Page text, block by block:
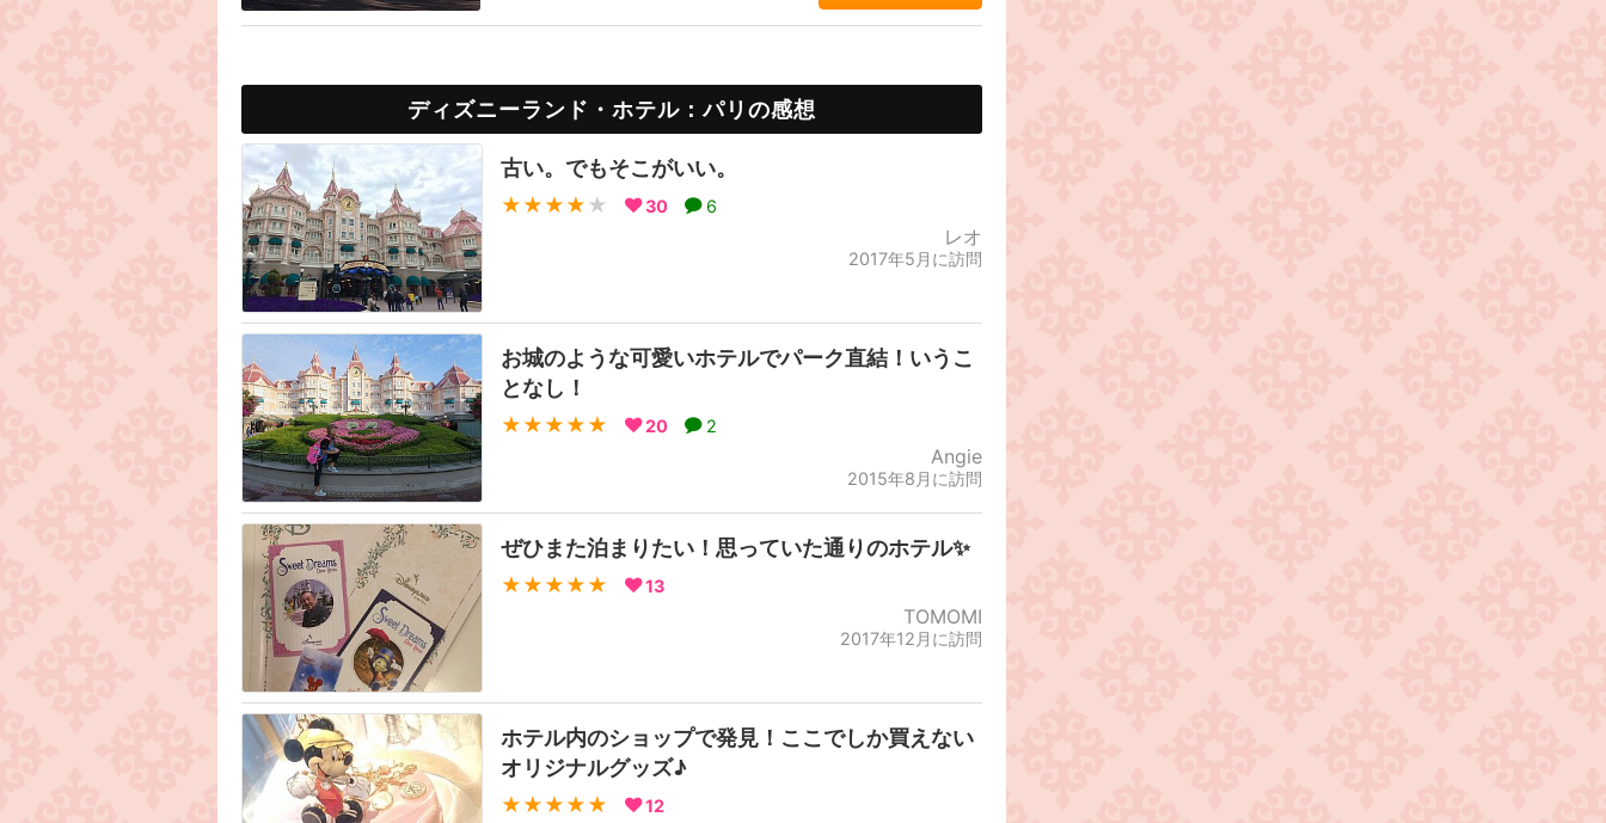
ディズニーランド・ホテル：パリの感想
古い。でもそこがいい。
★★★★ ★ 30 6
レオ
2017年5月に訪問
お城のような可愛いホテルでパーク直結！いうこ
となし！
★★★★★ 20 2
Angie
2015年8月に訪問
ぜひまた泊まりたい！思っていた通りのホテル✨
★★★★★ 13
TOMOMI
2017年12月に訪問
ホテル内のショップで発見！ここでしか買えない
オリジナルグッズ♪
★★★★★ 12